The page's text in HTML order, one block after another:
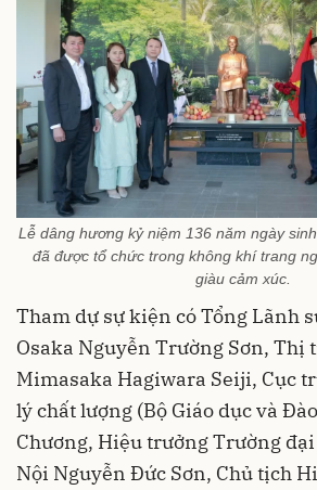
Lễ dâng hương kỷ niệm 136 năm ngày
đã được tổ chức trong không khí trang
giàu cảm xúc.
Tham dự sự kiện có Tổng Lãnh
Osaka Nguyễn Trường Sơn, Thị
Mimasaka Hagiwara Seiji, Cục
lý chất lượng (Bộ Giáo dục và
Chương, Hiệu trưởng Trường đại
Nội Nguyễn Đức Sơn, Chủ tịch